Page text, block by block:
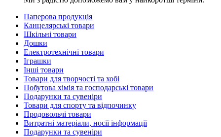
Паперова продукція
Канцелярські товари
Шкільні товари
Дошки
Електротехнічні товари
Іграшки
Інші товари
Товари для творчості та хобі
Побутова хімія та господарські товари
Подарунки та сувеніри
Товари для спорту та відпочинку
Продовольчі товари
Витратні матеріали, носії інформації
Подарунки та сувеніри